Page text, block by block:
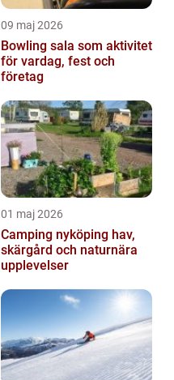
09 maj 2026
Bowling sala som aktivitet
för vardag, fest och
företag
01 maj 2026
Camping nyköping hav,
skärgård och naturnära
upplevelser